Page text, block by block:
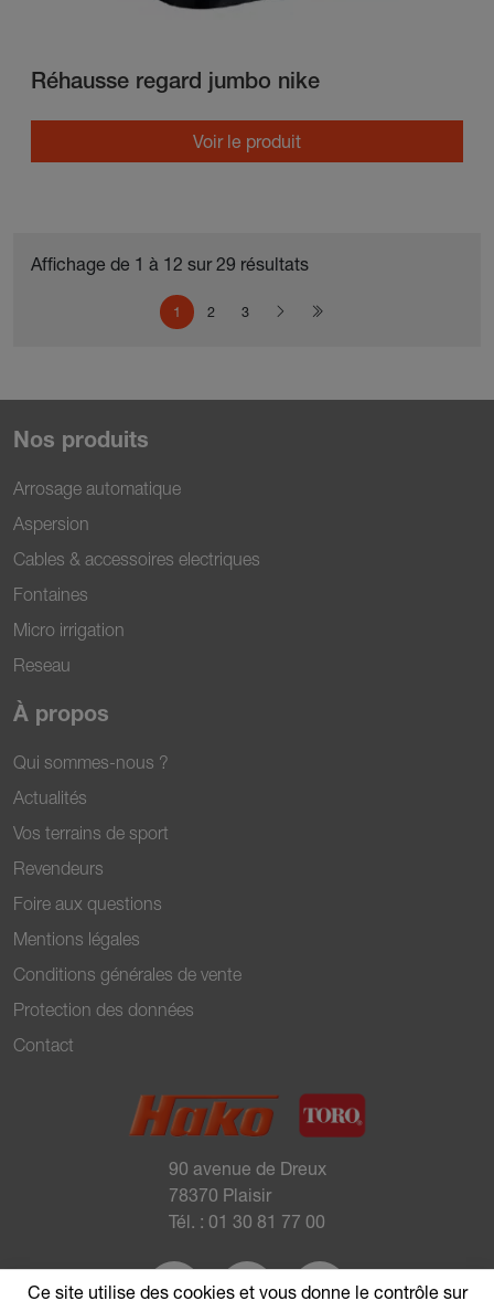
Réhausse regard jumbo nike
Voir le produit
Affichage de 1 à 12 sur 29 résultats
Pagination
Page courante
1 Page
2 Page
3 Page suivanteDernière page
Nos produits
Arrosage automatique
Aspersion
Cables & accessoires electriques
Fontaines
Micro irrigation
Reseau
À propos
Qui sommes-nous ?
Actualités
Vos terrains de sport
Revendeurs
Foire aux questions
Mentions légales
Conditions générales de vente
Protection des données
Contact
90 avenue de Dreux
78370 Plaisir
Tél. : 01 30 81 77 00
Ce site utilise des cookies et vous donne le contrôle sur